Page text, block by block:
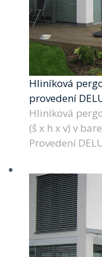
Hliníková
provedení
Hliníková
(š x h x v) v
Provedení